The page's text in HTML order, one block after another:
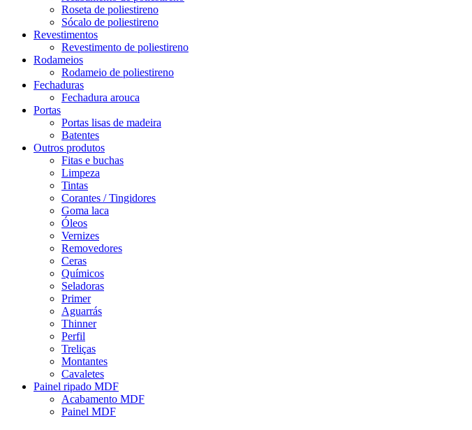
Roseta de poliestireno
Sócalo de poliestireno
Revestimentos
Revestimento de poliestireno
Rodameios
Rodameio de poliestireno
Fechaduras
Fechadura arouca
Portas
Portas lisas de madeira
Batentes
Outros produtos
Fitas e buchas
Limpeza
Tintas
Corantes / Tingidores
Goma laca
Óleos
Vernizes
Removedores
Ceras
Químicos
Seladoras
Primer
Aguarrás
Thinner
Perfil
Treliças
Montantes
Cavaletes
Painel ripado MDF
Acabamento MDF
Painel MDF